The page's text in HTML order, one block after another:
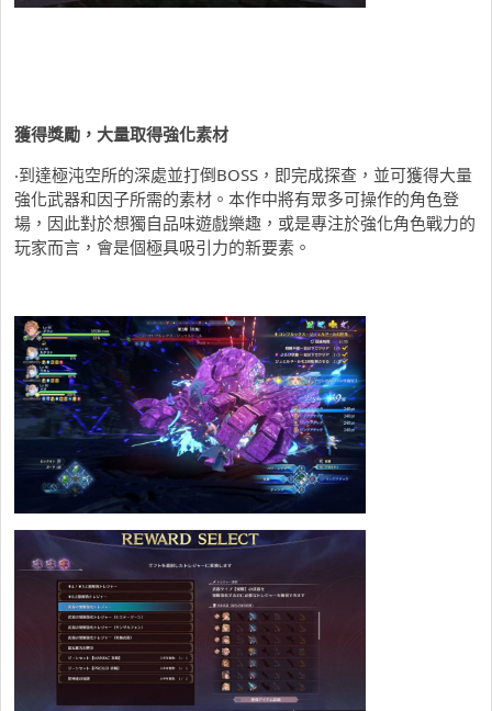
獲得獎勵，大量取得強化素材
‧到達極沌空所的深處並打倒BOSS，即完成探查，並可獲得大量
強化武器和因子所需的素材。本作中將有眾多可操作的角色登
場，因此對於想獨自品味遊戲樂趣，或是專注於強化角色戰力的
玩家而言，會是個極具吸引力的新要素。